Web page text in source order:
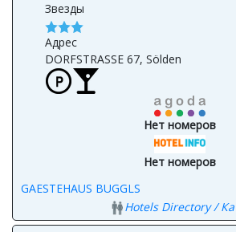
Sölden
Звезды
Адрес
DORFSTRASSE 67, Sölden
Нет номеров
GAESTEHAUS BUGGLS
Hotels Directory /